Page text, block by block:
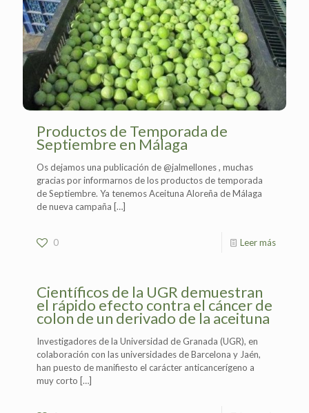
Productos de Temporada de
Septiembre en Málaga
Os dejamos una publicación de @jalmellones , muchas
gracias por informarnos de los productos de temporada
de Septiembre. Ya tenemos Aceituna Aloreña de Málaga
de nueva campaña […]
0 Leer más
Científicos de la UGR demuestran
el rápido efecto contra el cáncer de
colon de un derivado de la aceituna
Investigadores de la Universidad de Granada (UGR), en
colaboración con las universidades de Barcelona y Jaén,
han puesto de manifiesto el carácter anticancerígeno a
muy corto […]